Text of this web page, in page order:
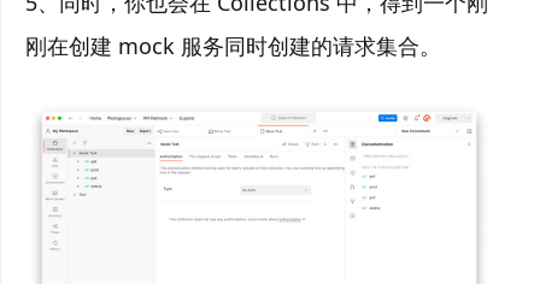
刚在创建 mock 服务同时创建的请求集合。